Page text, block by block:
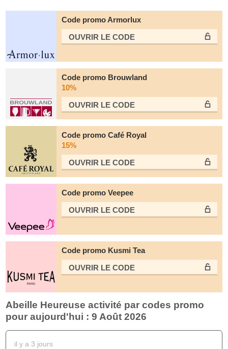
Code promo Armorlux
OUVRIR LE СODE
Code promo Brouwland
10%
OUVRIR LE СODE
Code promo Café Royal
15%
OUVRIR LE СODE
Code promo Veepee
OUVRIR LE СODE
Code promo Kusmi Tea
OUVRIR LE СODE
Abeille Heureuse activité par codes promo
pour aujourd'hui : 9 Août 2026
il y a 3 jours